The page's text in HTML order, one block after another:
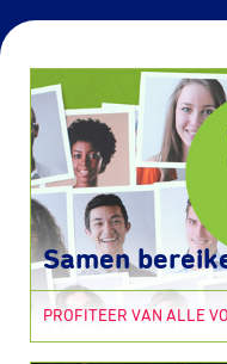
Samen
PROFITEER VAN ALLE